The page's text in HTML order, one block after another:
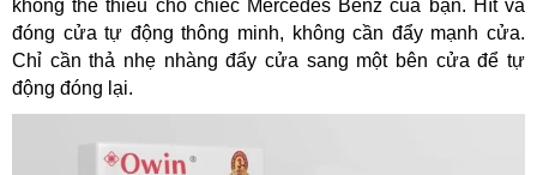
không thể thiếu cho chiếc Mercedes Benz của bạn. Hít và
đóng cửa tự động thông minh, không cần đẩy mạnh cửa.
Chỉ cần thả nhẹ nhàng đẩy cửa sang một bên cửa để tự
động đóng lại.